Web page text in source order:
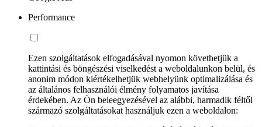
Performance
Ezen szolgáltatások elfogadásával nyomon követhetjük a
kattintási és böngészési viselkedést a weboldalunkon belül, és
anonim módon kiértékelhetjük webhelyünk optimalizálása és
az általános felhasználói élmény folyamatos javítása
érdekében. Az Ön beleegyezésével az alábbi, harmadik féltől
származó szolgáltatásokat használjuk ezen a weboldalon: